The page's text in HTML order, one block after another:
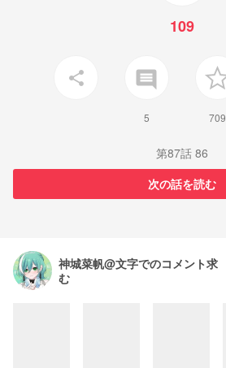
109
share insert_comment
5 709
第87話 86
次の話を読む
神城菜帆@文字でのコメント求
む